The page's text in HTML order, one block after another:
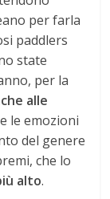
per farla
paddlers
state
per la
alle
le emozioni
del genere
che lo
alto.